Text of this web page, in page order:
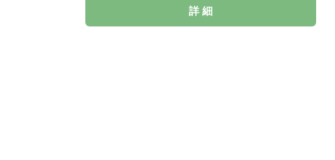
詳 細